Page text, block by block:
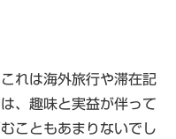
れは海外旅行や滞在記
、趣味と実益が伴って
こともあまりないでし